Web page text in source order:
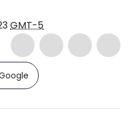
GMT-5